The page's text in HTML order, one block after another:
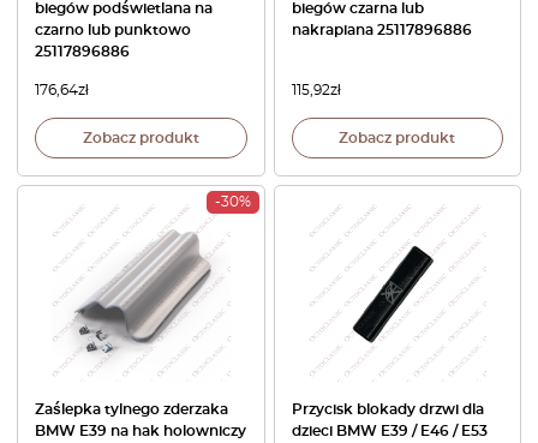
biegów podświetlana na
czarno lub punktowo
25117896886
176,64zł
Zobacz produkt
biegów czarna lub
nakrapiana 25117896886
115,92zł
Zobacz produkt
-30%
Zaślepka tylnego zderzaka
BMW E39 na hak holowniczy
Przycisk blokady drzwi dla
dzieci BMW E39 / E46 / E53